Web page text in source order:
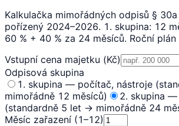
Kalkulačka mimořádných odpisů §
pořízený 2024–2026. 1. skupina: 12
60 % + 40 % za 24 měsíců. Roční plán
Vstupní cena majetku (Kč)
Odpisová skupina
1. skupina — počítač, nástroje
mimořádně 12 měsíců)
2. skupina
(standardně 5 let → mimořádně 24
Měsíc zařazení (1–12)